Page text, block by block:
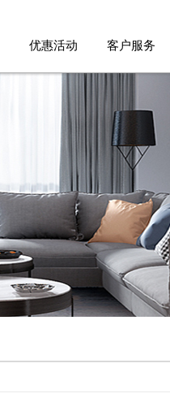
优惠活动 客户服务
免费报价
免费验房
参观工地
客户报修